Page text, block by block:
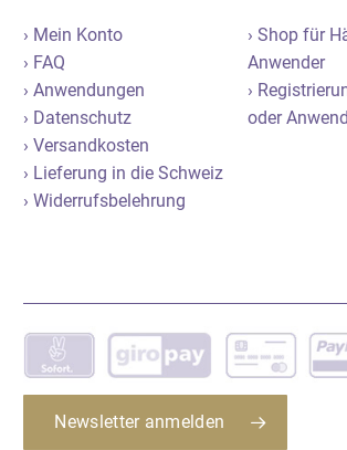
› Mein Konto
› FAQ
› Anwendungen
› Datenschutz
› Versandkosten
› Lieferung in die Schweiz
› Widerrufsbelehrung
› Shop für
Anwender
›
oder
Newsletter anmelden